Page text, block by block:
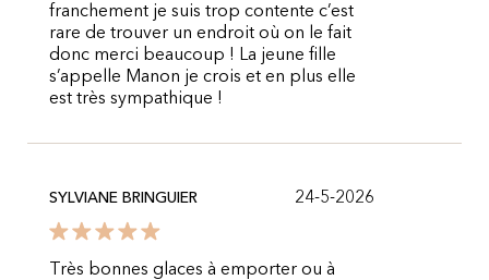
franchement je suis trop contente c’est
rare de trouver un endroit où on le fait
donc merci beaucoup ! La jeune fille
s’appelle Manon je crois et en plus elle
est très sympathique !
SYLVIANE BRINGUIER 24-5-2026
Très bonnes glaces à emporter ou à